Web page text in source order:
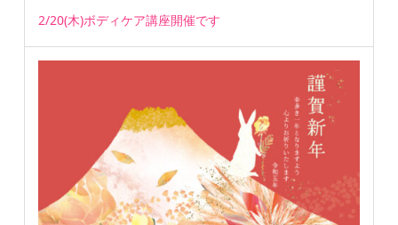
2/20(木)ボディケア講座開催です